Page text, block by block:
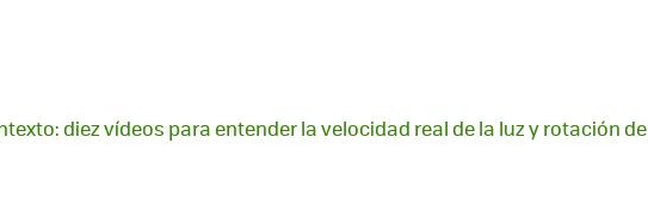
diez vídeos para entender la velocidad real de la luz y rotación de